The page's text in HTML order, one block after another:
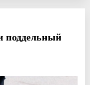
поддельный